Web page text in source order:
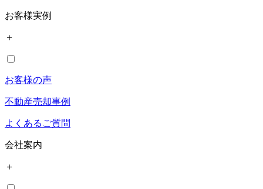
お客様実例
＋
お客様の声
不動産売却事例
よくあるご質問
会社案内
＋